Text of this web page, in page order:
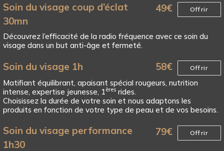
Soin du visage coup d’éclat
30mn
49€ Offrir
Découvrez l’efficacité de la radio fréquence avec ce soin du
visage dans un but anti-âge et fermeté.
Soin du visage 1h 58€ Offrir
Matifiant équilibrant, apaisant spécial rougeurs, nutrition
intense, expertise jeunesse, 1ères rides.
Choisissez la durée de votre soin et nous adaptons les
produits en fonction de votre type de peau et de vos besoins.
Soin du visage performance
1h30
79€ Offrir